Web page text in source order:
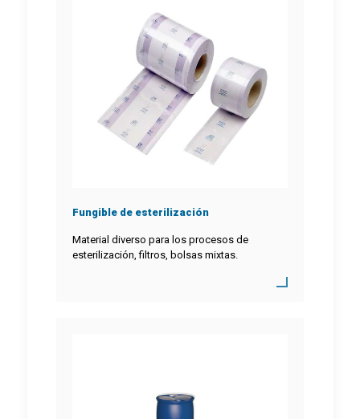
Fungible de esterilización
Material diverso para los procesos de
esterilización, filtros, bolsas mixtas.